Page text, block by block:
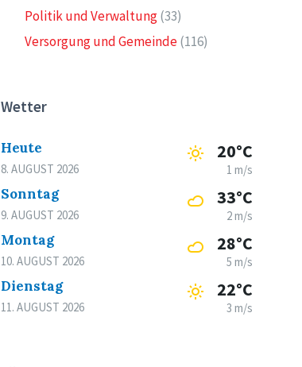
Politik und Verwaltung(33)
Versorgung und Gemeinde(116)
Wetter
Heute
8. AUGUST 2026
20°C
1 m/s
Sonntag
9. AUGUST 2026
33°C
2 m/s
Montag
10. AUGUST 2026
28°C
5 m/s
Dienstag
11. AUGUST 2026
22°C
3 m/s